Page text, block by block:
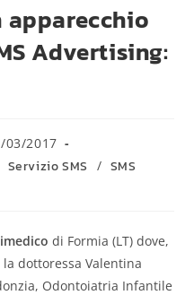
apparecchio
Advertising:
03/2017
Servizio SMS / SMS
di Formia (LT) dove,
dottoressa Valentina
Odontoiatria Infantile